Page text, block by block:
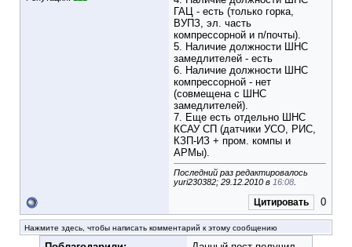
ГАЦ - есть (только горка,
ВУПЗ, эл. часть
компрессорной и п/почты).
5. Наличие должности ШНС
замедлителей - есть
6. Наличие должности ШНС
компрессорной - нет
(совмещена с ШНС
замедлителей).
7. Еще есть отдельно ШНС
КСАУ СП (датчики УСО, РИС,
КЗП-ИЗ + пром. компы и
АРМы).
Последний раз редактировалось
yuri230382; 29.12.2010 в 16:08
Цитировать 0
Нажмите здесь, чтобы написать комментарий к этому сообщению